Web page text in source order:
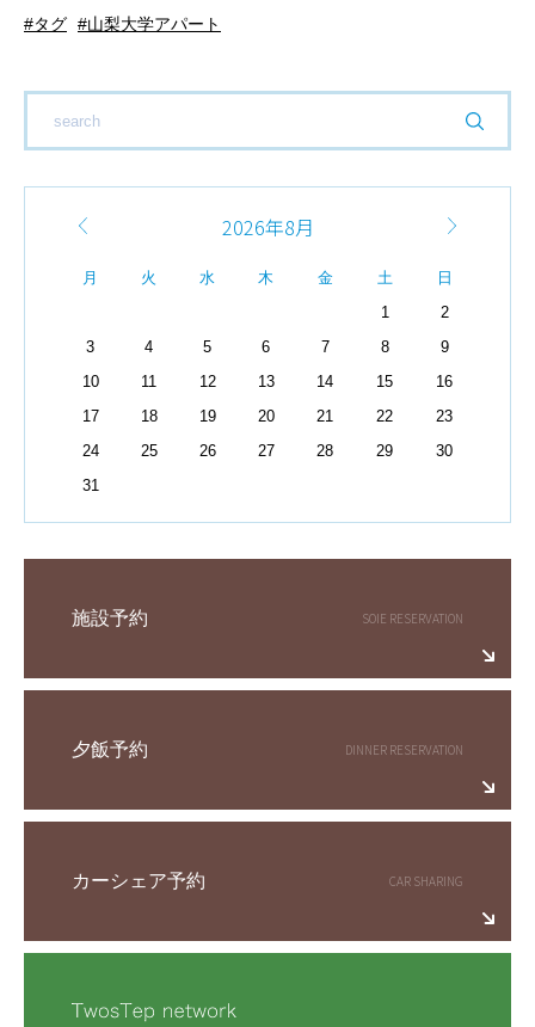
タグ 山梨大学アパート
2026年8月
月 火 水 木 金 土
日
1
2
3
4 5 6 7 8
9
10
11 12 13 14 15
16
17
18 19 20 21 22
23
24
25 26 27 28 29
30
31
施設予約
夕飯予約
カーシェア予約